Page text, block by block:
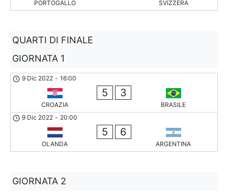
PORTOGALLO SVIZZERA
QUARTI DI FINALE
GIORNATA 1
9 Dic 2022 - 16:00
CROAZIA
5 3
BRASILE
9 Dic 2022 - 20:00
OLANDA
5 6
ARGENTINA
GIORNATA 2